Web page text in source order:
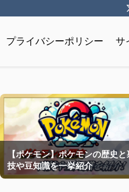
プライバシーポリシー サ
【ポケモン】ポケモンの歴史と
技や豆知識を一挙紹介